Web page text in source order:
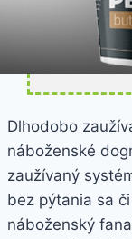
Dlhodobo
náboženské
zaužívaný
bez pýtania sa
náboženský